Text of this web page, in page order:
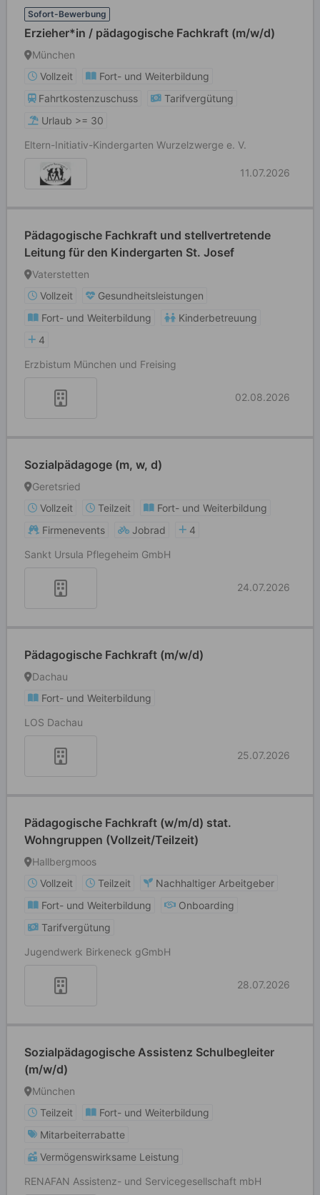
Sofort-Bewerbung
Erzieher*in / pädagogische Fachkraft (m/w/d)
München
Vollzeit
Fort- und Weiterbildung
Fahrtkostenzuschuss
Tarifvergütung
Urlaub >= 30
Eltern-Initiativ-Kindergarten Wurzelzwerge e. V.
11.07.2026
Pädagogische Fachkraft und stellvertretende
Leitung für den Kindergarten St. Josef
Vaterstetten
Vollzeit
Gesundheitsleistungen
Fort- und Weiterbildung
Kinderbetreuung
4
Erzbistum München und Freising
02.08.2026
Sozialpädagoge (m, w, d)
Geretsried
Vollzeit
Teilzeit
Fort- und Weiterbildung
Firmenevents
Jobrad
4
Sankt Ursula Pflegeheim GmbH
24.07.2026
Pädagogische Fachkraft (m/w/d)
Dachau
Fort- und Weiterbildung
LOS Dachau
25.07.2026
Pädagogische Fachkraft (w/m/d) stat.
Wohngruppen (Vollzeit/Teilzeit)
Hallbergmoos
Vollzeit
Teilzeit
Nachhaltiger Arbeitgeber
Fort- und Weiterbildung
Onboarding
Tarifvergütung
Jugendwerk Birkeneck gGmbH
28.07.2026
Sozialpädagogische Assistenz Schulbegleiter
(m/w/d)
München
Teilzeit
Fort- und Weiterbildung
Mitarbeiterrabatte
Vermögenswirksame Leistung
RENAFAN Assistenz- und Servicegesellschaft mbH